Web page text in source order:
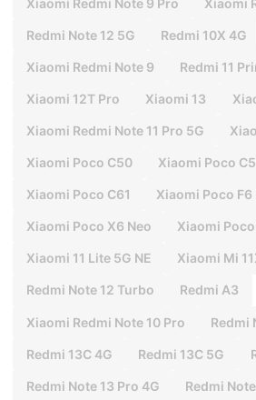
Redmi Note 12 5G Redmi 10X 4G
Xiaomi Redmi Note 9 Redmi 11
Xiaomi 12T Pro Xiaomi 13
Xiaomi Redmi Note 11 Pro 5G
Xiaomi Poco C50 Xiaomi Poco
Xiaomi Poco C61 Xiaomi Poco F6
Xiaomi Poco X6 Neo Xiaomi
Xiaomi 11 Lite 5G NE Xiaomi Mi
Redmi Note 12 Turbo Redmi A3
Xiaomi Redmi Note 10 Pro Redmi
Redmi 13C 4G Redmi 13C 5G
Redmi Note 13 Pro 4G Redmi